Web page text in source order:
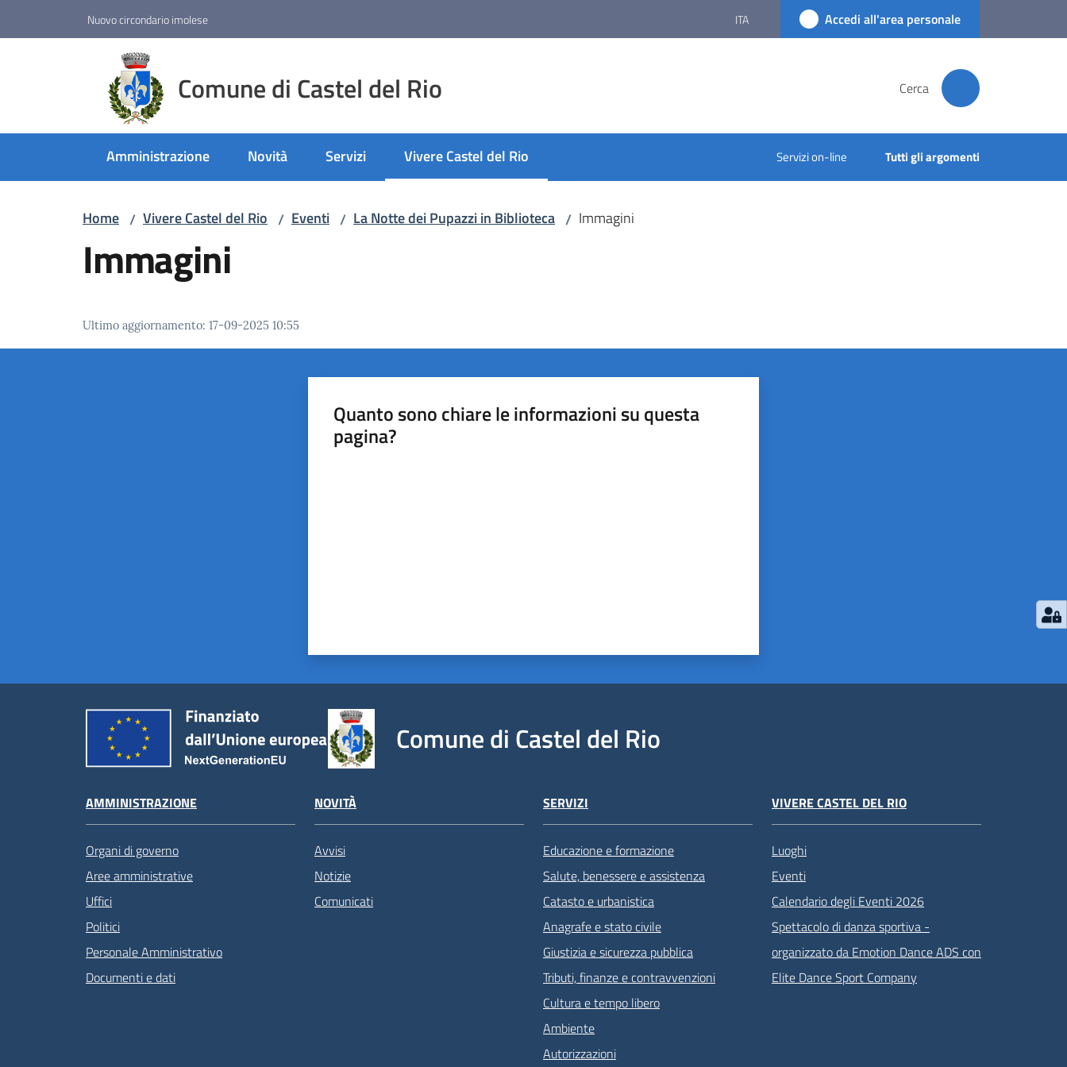
Nuovo circondario imolese ITA Accedi all'area personale
Comune di Castel del Rio Cerca
Amministrazione Novità Servizi Vivere Castel del Rio
Menu selezionato Servizi on-line Tutti gli argomenti
Home / Vivere Castel del Rio / Eventi / La Notte dei Pupazzi in Biblioteca / Immagini
Immagini
Ultimo aggiornamento: 17-09-2025 10:55
Quanto sono chiare le informazioni su questa
pagina?
Comune di Castel del Rio
AMMINISTRAZIONE
Organi di governo
Aree amministrative
Uffici
Politici
Personale Amministrativo
Documenti e dati
NOVITÀ
Avvisi
Notizie
Comunicati
SERVIZI
Educazione e formazione
Salute, benessere e assistenza
Catasto e urbanistica
Anagrafe e stato civile
Giustizia e sicurezza pubblica
Tributi, finanze e contravvenzioni
Cultura e tempo libero
Ambiente
Autorizzazioni
VIVERE CASTEL DEL RIO
Luoghi
Eventi
Calendario degli Eventi 2026
Spettacolo di danza sportiva -
organizzato da Emotion Dance ADS con
Elite Dance Sport Company